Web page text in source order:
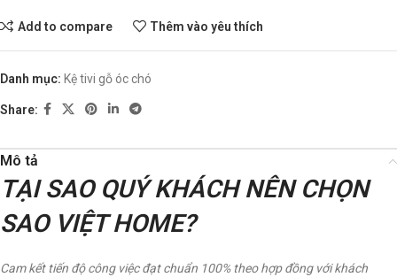
Add to compare Thêm vào yêu thích
Danh mục: Kệ tivi gỗ óc chó
Share:
Mô tả
TẠI SAO QUÝ KHÁCH NÊN CHỌN
SAO VIỆT HOME?
Cam kết tiến độ công việc đạt chuẩn 100% theo hợp đồng với khách